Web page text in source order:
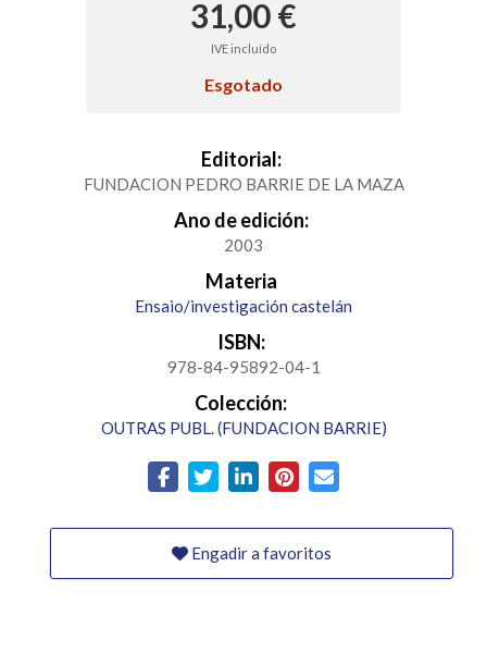
31,00 €
IVE incluído
Esgotado
Editorial:
FUNDACION PEDRO BARRIE DE LA MAZA
Ano de edición:
2003
Materia
Ensaio/investigación castelán
ISBN:
978-84-95892-04-1
Colección:
OUTRAS PUBL. (FUNDACION BARRIE)
Engadir a favoritos